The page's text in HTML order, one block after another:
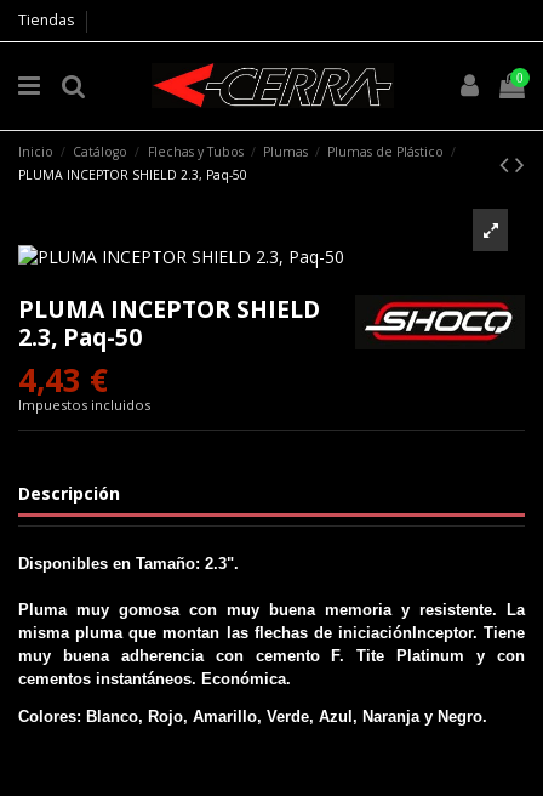
Tiendas
0
Inicio Catálogo Flechas y Tubos Plumas
Plumas de Plástico
PLUMA INCEPTOR SHIELD 2.3, Paq-50
PLUMA INCEPTOR SHIELD
2.3, Paq-50
4,43 €
Impuestos incluidos
Descripción
Disponibles en Tamaño: 2.3".
Pluma muy gomosa con muy buena memoria y resistente. La
misma pluma que montan las flechas de iniciaciónInceptor. Tiene
muy buena adherencia con cemento F. Tite Platinum y con
cementos instantáneos. Económica.
Colores: Blanco, Rojo, Amarillo, Verde, Azul, Naranja y Negro.